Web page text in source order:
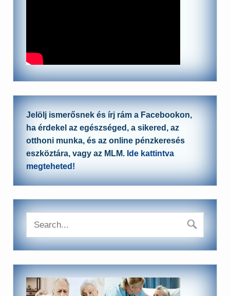
Jelölj ismerősnek és írj rám a Facebookon,
ha érdekel az egészséged, a sikered, az
otthoni munka, és az online pénzkeresés
eszköztára, vagy az MLM. Ide kattintva
megteheted!